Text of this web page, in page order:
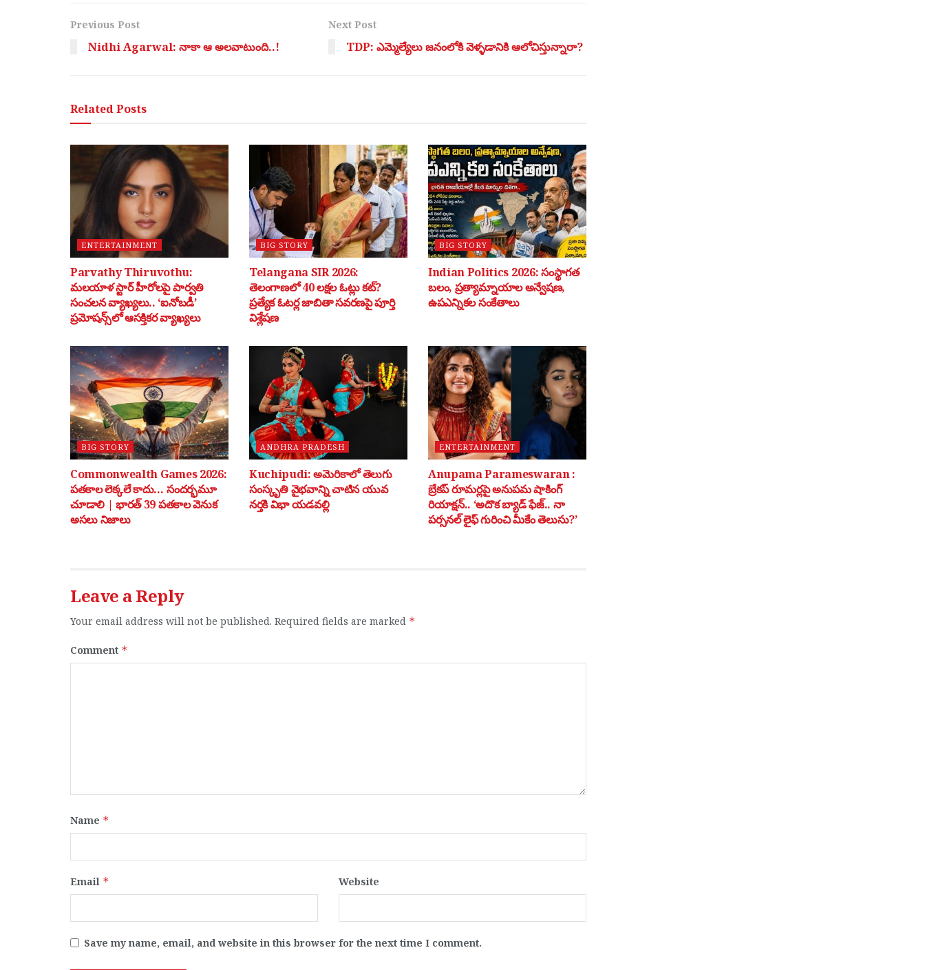
Previous Post
Nidhi Agarwal: నాకా ఆ అల‌వాటుంది..!
Next Post
TDP: ఎమ్మెల్యేలు జనంలోకి వెళ్ళడానికి ఆలోచిస్తున్నారా?
RelatedPosts
ENTERTAINMENT
Parvathy Thiruvothu:
మలయాళ స్టార్ హీరోలపై పార్వతి
సంచలన వ్యాఖ్యలు.. ‘ఐనోబడీ’
ప్రమోషన్స్‌లో ఆసక్తికర వ్యాఖ్యలు
BIG STORY
Telangana SIR 2026:
తెలంగాణలో 40 లక్షల ఓట్లు కట్?
ప్రత్యేక ఓటర్ల జాబితా సవరణపై పూర్తి
విశ్లేషణ
BIG STORY
Indian Politics 2026: సంస్థాగత
బలం, ప్రత్యామ్నాయాల అన్వేషణ,
ఉపఎన్నికల సంకేతాలు
BIG STORY
Commonwealth Games 2026:
పతకాల లెక్కలే కాదు… సందర్భమూ
చూడాలి | భారత్ 39 పతకాల వెనుక
అసలు నిజాలు
ANDHRA PRADESH
Kuchipudi: అమెరికాలో తెలుగు
సంస్కృతి వైభవాన్ని చాటిన యువ
నర్తకి విభా యడవల్లి
ENTERTAINMENT
Anupama Parameswaran :
బ్రేకప్ రూమర్లపై అనుపమ షాకింగ్
రియాక్షన్.. ‘అదొక బ్యాడ్ ఫేజ్.. నా
పర్సనల్ లైఫ్ గురించి మీకేం తెలుసు?’
Leave a Reply
Your email address will not be published. Required fields are marked *
Comment *
Name *
Email * Website
Save my name, email, and website in this browser for the next time I comment.